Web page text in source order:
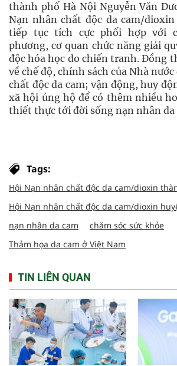
thành phố Hà Nội Nguyễn Văn
Nạn nhân chất độc da cam/
tiếp tục tích cực phối hợp với
phương, cơ quan chức năng giải
độc hóa học do chiến tranh. Đồng
về chế độ, chính sách của Nhà
chất độc da cam; vận động, huy
xã hội ủng hộ để có thêm nhiều
thiết thực tới đời sống nạn nhân da
Tags:
Hội Nạn nhân chất độc da cam/dioxin
Hội Nạn nhân chất độc da cam/dioxin
nạn nhân da cam
chăm sóc sức khỏe
Thảm họa da cam ở Việt Nam
TIN LIÊN QUAN